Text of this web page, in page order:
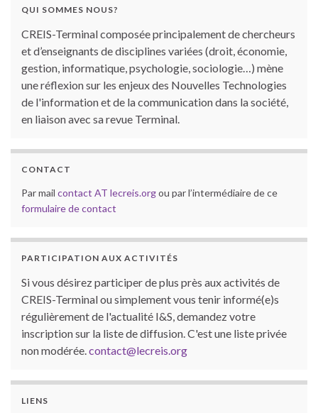
QUI SOMMES NOUS?
CREIS-Terminal composée principalement de chercheurs
et d’enseignants de disciplines variées (droit, économie,
gestion, informatique, psychologie, sociologie…) mène
une réflexion sur les enjeux des Nouvelles Technologies
de l'information et de la communication dans la société,
en liaison avec sa revue Terminal.
CONTACT
Par mail contact AT lecreis.orgou par l’intermédiaire de ce
formulaire de contact
PARTICIPATION AUX ACTIVITÉS
Si vous désirez participer de plus près aux activités de
CREIS-Terminal ou simplement vous tenir informé(e)s
régulièrement de l'actualité I&S, demandez votre
inscription sur la liste de diffusion. C'est une liste privée
non modérée.contact@lecreis.org
LIENS